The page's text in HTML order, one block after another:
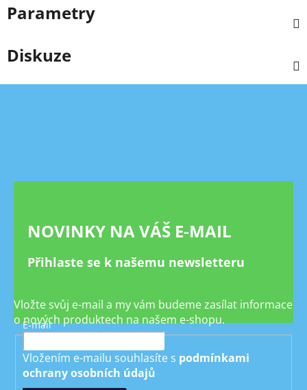
Parametry
Diskuze
Z
NOVINKY NA VÁŠ E-MAIL
Přihlaste se k našemu newsletteru
Vložte svůj e-mail a my vám budeme zasílat informace
o nových produktech na našem e-shopu.
E-mail
Vložením e-mailu souhlasíte s podmínkami
ochrany osobních údajů